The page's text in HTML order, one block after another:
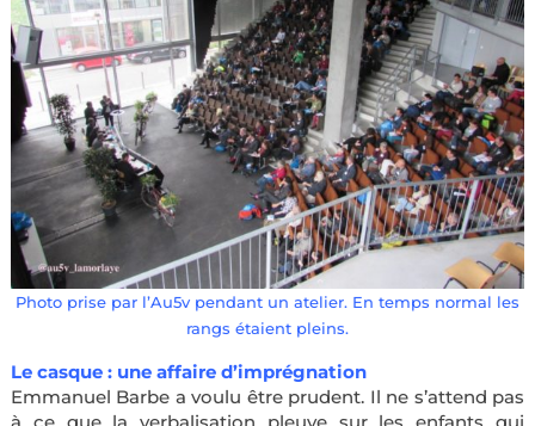
Photo prise par l’Au5v pendant un atelier. En temps normal les
rangs étaient pleins.
Le casque : une affaire d’imprégnation
Emmanuel Barbe a voulu être prudent. Il ne s’attend pas
à ce que la verbalisation pleuve sur les enfants qui